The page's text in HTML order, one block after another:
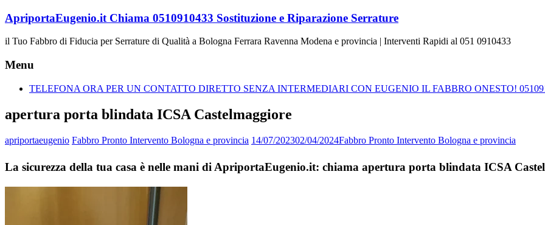
Vai
contenuto
ApriportaEugenio.it Chiama 0510910433 Sostituzione e Riparazione Serrature
il Tuo Fabbro di Fiducia per Serrature di Qualità a Bologna Ferrara Ravenna Modena e provincia | Interventi Rapidi al 051 0910433
Menu
TELEFONA ORA PER UN CONTATTO DIRETTO SENZA INTERMEDIARI CON EUGENIO IL FABBRO ONESTO!
apertura porta blindata ICSA Castelmaggiore
apriportaeugenio Fabbro Pronto Intervento Bologna e provincia 14/07/202302/04/2024Fabbro Pronto Intervento Bologna e provincia
La sicurezza della tua casa è nelle mani di ApriportaEugenio.it: chiama apertura porta blindata ICSA